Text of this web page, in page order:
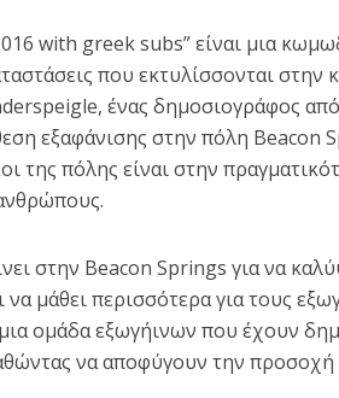
with greek subs” είναι μια
που εκτυλίσσονται στην
ένας δημοσιογράφος
εξαφάνισης στην πόλη Beacon
της πόλης είναι στην
στην Beacon Springs για να
να μάθει περισσότερα για τους
ομάδα εξωγήινων που έχουν
να αποφύγουν την